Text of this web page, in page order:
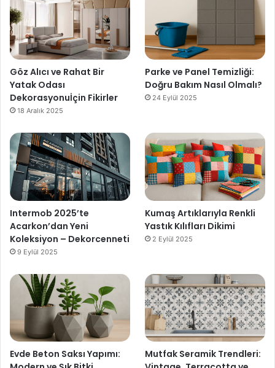
Göz Alıcı ve Rahat Bir
Yatak Odası
Dekorasyonuİçin Fikirler
18 Aralık 2025
Parke ve Panel Temizliği:
Doğru Bakım Nasıl Olmalı?
24 Eylül 2025
Intermob 2025’te
Acarkon’dan Yeni
Koleksiyon – Dekorcenneti
9 Eylül 2025
Kumaş Artıklarıyla Renkli
Yastık Kılıfları Dikimi
2 Eylül 2025
Evde Beton Saksı Yapımı:
Mutfak Seramik Trendleri: